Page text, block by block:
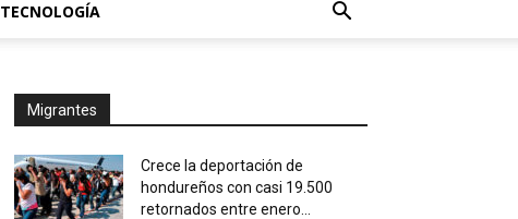
TECNOLOGÍA
Migrantes
Crece la deportación de
hondureños con casi 19.500
retornados entre enero...